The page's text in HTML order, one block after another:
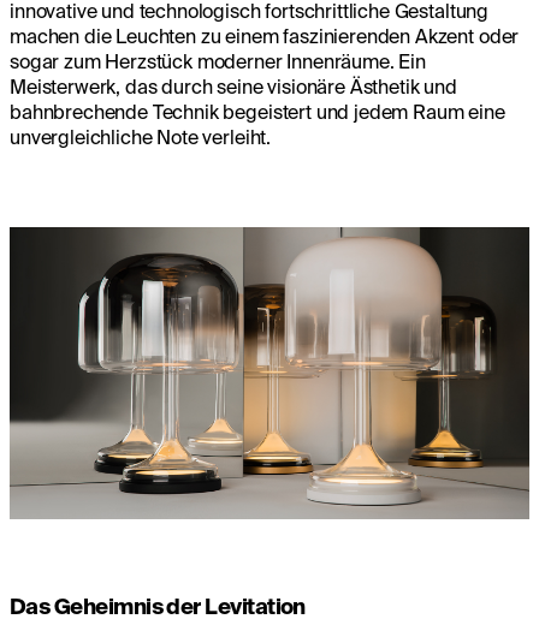
innovative und technologisch fortschrittliche Gestaltung
machen die Leuchten zu einem faszinierenden Akzent oder
sogar zum Herzstück moderner Innenräume. Ein
Meisterwerk, das durch seine visionäre Ästhetik und
bahnbrechende Technik begeistert und jedem Raum eine
unvergleichliche Note verleiht.
Das Geheimnis der Levitation